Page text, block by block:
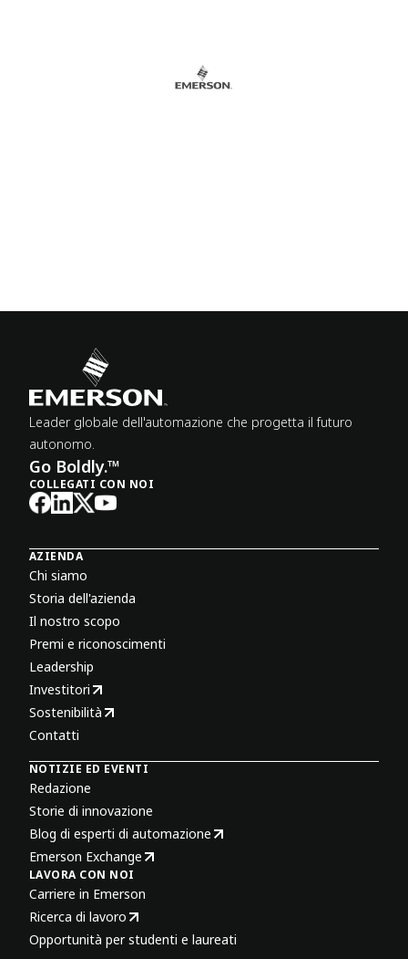
Leader globale dell'automazione che progetta il futuro
autonomo.
Go Boldly.™
COLLEGATI CON NOI
AZIENDA
Chi siamo
Storia dell'azienda
Il nostro scopo
Premi e riconoscimenti
Leadership
Investitori
Sostenibilità
Contatti
NOTIZIE ED EVENTI
Redazione
Storie di innovazione
Blog di esperti di automazione
Emerson Exchange
LAVORA CON NOI
Carriere in Emerson
Ricerca di lavoro
Opportunità per studenti e laureati